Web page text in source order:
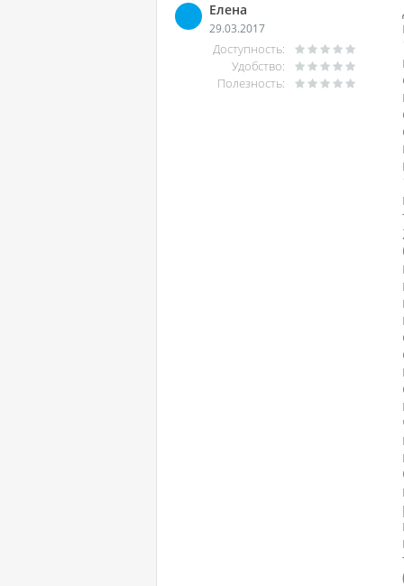
Елена
29.03.2017
Доступность:
Удобство:
Полезность: